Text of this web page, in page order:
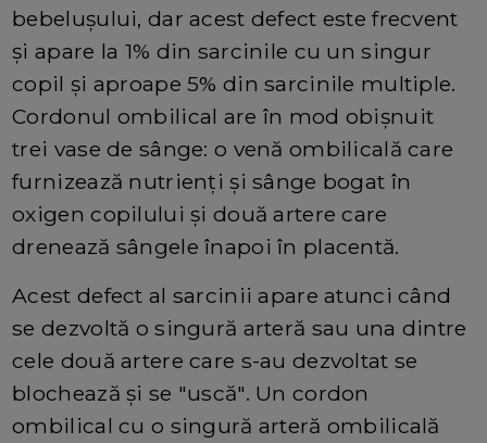
bebelușului, dar acest defect este frecvent
și apare la 1% din sarcinile cu un singur
copil și aproape 5% din sarcinile multiple.
Cordonul ombilical are în mod obișnuit
trei vase de sânge: o venă ombilicală care
furnizează nutrienți și sânge bogat în
oxigen copilului și două artere care
drenează sângele înapoi în placentă.
Acest defect al sarcinii apare atunci când
se dezvoltă o singură arteră sau una dintre
cele două artere care s-au dezvoltat se
blochează și se "uscă". Un cordon
ombilical cu o singură arteră ombilicală